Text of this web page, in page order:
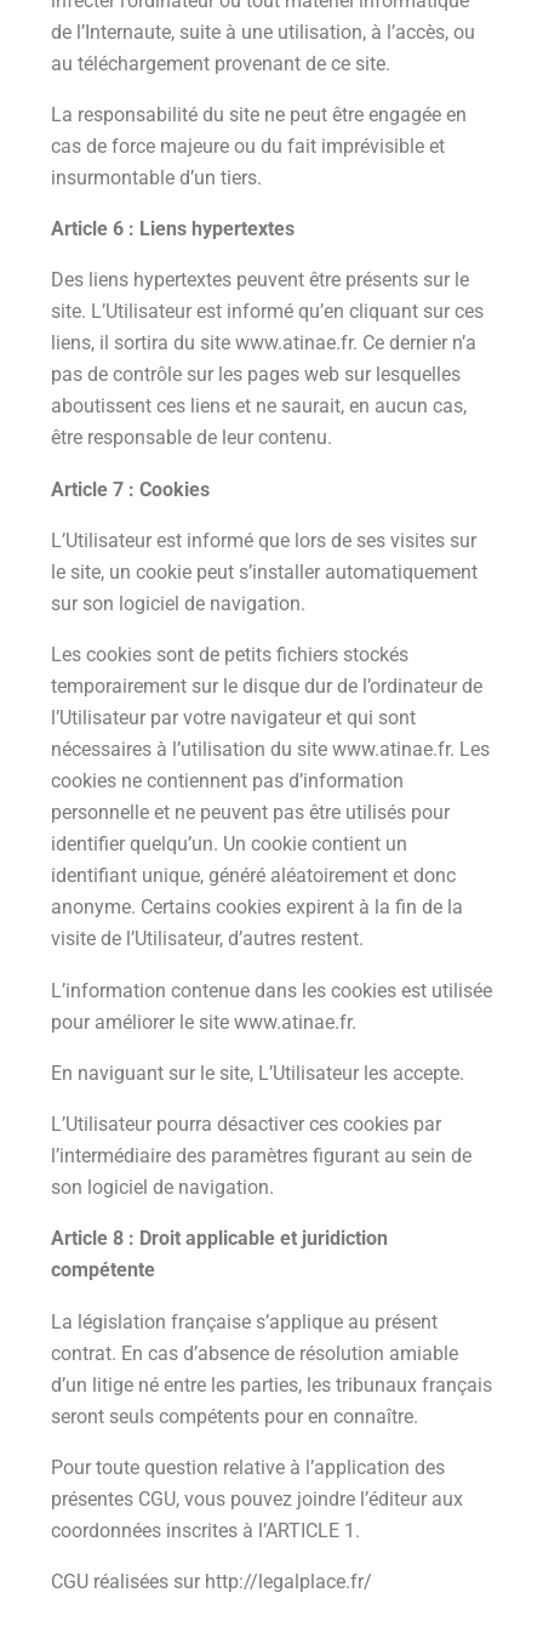
de l’Internaute, suite à une utilisation, à l’accès, ou
au téléchargement provenant de ce site.
La responsabilité du site ne peut être engagée en
cas de force majeure ou du fait imprévisible et
insurmontable d’un tiers.
Article 6 : Liens hypertextes
Des liens hypertextes peuvent être présents sur le
site. L’Utilisateur est informé qu’en cliquant sur ces
liens, il sortira du site www.atinae.fr. Ce dernier n’a
pas de contrôle sur les pages web sur lesquelles
aboutissent ces liens et ne saurait, en aucun cas,
être responsable de leur contenu.
Article 7 : Cookies
L’Utilisateur est informé que lors de ses visites sur
le site, un cookie peut s’installer automatiquement
sur son logiciel de navigation.
Les cookies sont de petits fichiers stockés
temporairement sur le disque dur de l’ordinateur de
l’Utilisateur par votre navigateur et qui sont
nécessaires à l’utilisation du site www.atinae.fr. Les
cookies ne contiennent pas d’information
personnelle et ne peuvent pas être utilisés pour
identifier quelqu’un. Un cookie contient un
identifiant unique, généré aléatoirement et donc
anonyme. Certains cookies expirent à la fin de la
visite de l’Utilisateur, d’autres restent.
L’information contenue dans les cookies est utilisée
pour améliorer le site www.atinae.fr.
En naviguant sur le site, L’Utilisateur les accepte.
L’Utilisateur pourra désactiver ces cookies par
l’intermédiaire des paramètres figurant au sein de
son logiciel de navigation.
Article 8 : Droit applicable et juridiction
compétente
La législation française s’applique au présent
contrat. En cas d’absence de résolution amiable
d’un litige né entre les parties, les tribunaux français
seront seuls compétents pour en connaître.
Pour toute question relative à l’application des
présentes CGU, vous pouvez joindre l’éditeur aux
coordonnées inscrites à l’ARTICLE 1.
CGU réalisées sur http://legalplace.fr/